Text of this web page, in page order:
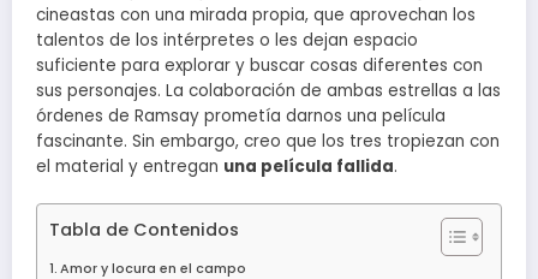
cineastas con una mirada propia, que aprovechan los
talentos de los intérpretes o les dejan espacio
suficiente para explorar y buscar cosas diferentes con
sus personajes. La colaboración de ambas estrellas a las
órdenes de Ramsay prometía darnos una película
fascinante. Sin embargo, creo que los tres tropiezan con
el material y entregan una película fallida.
Tabla de Contenidos
Amor y locura en el campo